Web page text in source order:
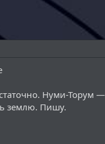
Нуми-Торум
землю. Пишу.